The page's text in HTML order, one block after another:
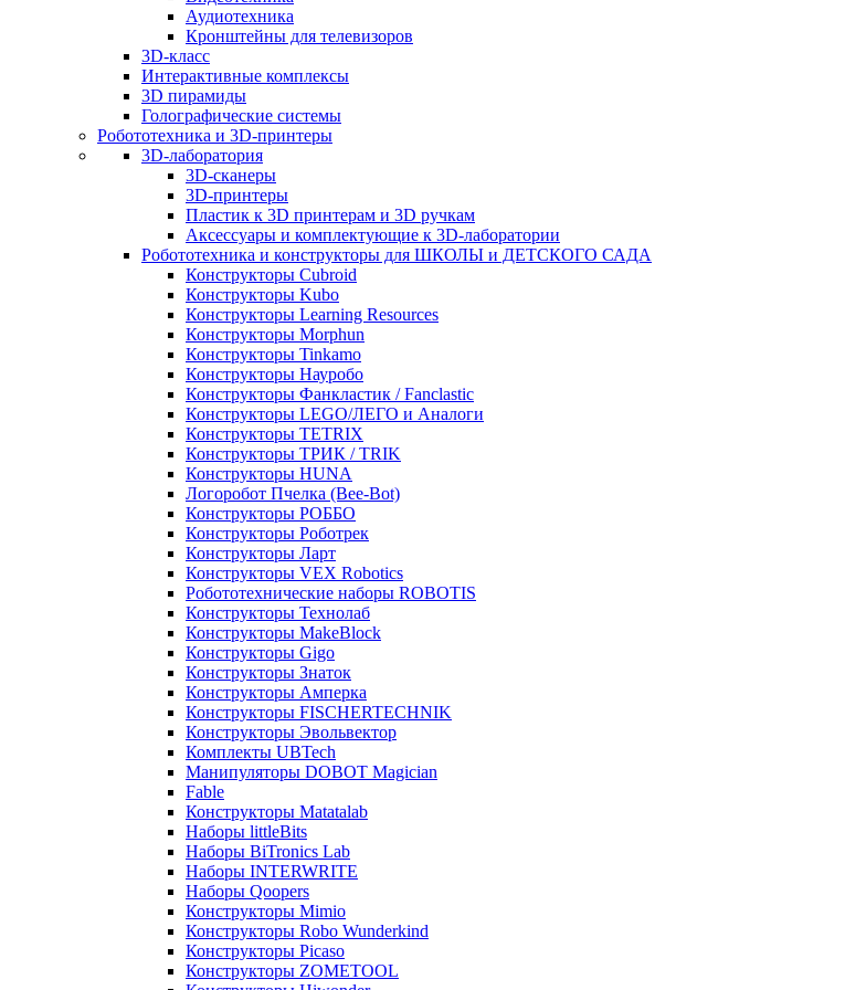
Аудиотехника
Кронштейны для телевизоров
3D-класс
Интерактивные комплексы
3D пирамиды
Голографические системы
Робототехника и 3D-принтеры
3D-лаборатория
3D-сканеры
3D-принтеры
Пластик к 3D принтерам и 3D ручкам
Аксессуары и комплектующие к 3D-лаборатории
Робототехника и конструкторы для ШКОЛЫ и ДЕТСКОГО САДА
Конструкторы Cubroid
Конструкторы Kubo
Конструкторы Learning Resources
Конструкторы Morphun
Конструкторы Tinkamo
Конструкторы Науробо
Конструкторы Фанкластик / Fanclastic
Конструкторы LEGO/ЛЕГО и Аналоги
Конструкторы TETRIX
Конструкторы ТРИК / TRIK
Конструкторы HUNA
Логоробот Пчелка (Bee-Bot)
Конструкторы РОББО
Конструкторы Роботрек
Конструкторы Ларт
Конструкторы VEX Robotics
Робототехнические наборы ROBOTIS
Конструкторы Технолаб
Конструкторы MakeBlock
Конструкторы Gigo
Конструкторы Знаток
Конструкторы Амперка
Конструкторы FISCHERTECHNIK
Конструкторы Эвольвектор
Комплекты UBTech
Манипуляторы DOBOT Magician
Fable
Конструкторы Matatalab
Наборы littleBits
Наборы BiTronics Lab
Наборы INTERWRITE
Наборы Qoopers
Конструкторы Mimio
Конструкторы Robo Wunderkind
Конструкторы Picaso
Конструкторы ZOMETOOL